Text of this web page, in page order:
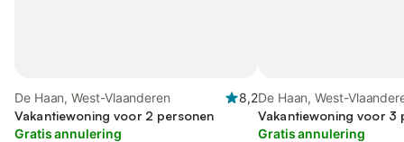
De Haan, West-Vlaanderen
8,2
Vakantiewoning voor 2 personen
Gratis annulering
De Haan, West-
Vakantiewoning voor 3
Gratis annulering